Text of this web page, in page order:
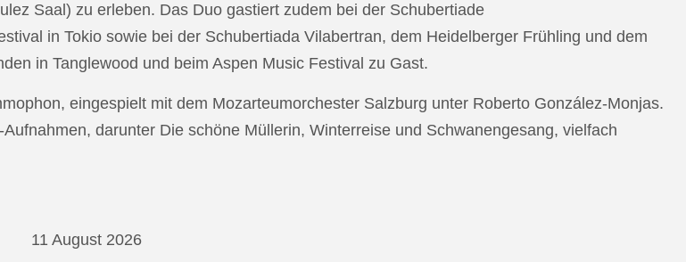
Saal) zu erleben. Das Duo gastiert zudem bei der Schubertiade
in Tokio sowie bei der Schubertiada Vilabertran, dem Heidelberger Frühling und dem
in Tanglewood und beim Aspen Music Festival zu Gast.
eingespielt mit dem Mozarteumorchester Salzburg unter Roberto González-Monjas.
darunter Die schöne Müllerin, Winterreise und Schwanengesang, vielfach
11 August 2026